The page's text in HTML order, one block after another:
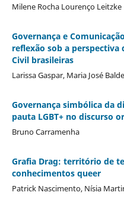
Milene Rocha Lourenço Leitzke
Governança e
reflexão sob a perspectiva
Civil brasileiras
Larissa Gaspar, Maria José
Governança simbólica da
pauta LGBT+ no discurso
Bruno Carramenha
Grafia Drag: território de
conhecimentos queer
Patrick Nascimento, Nísia